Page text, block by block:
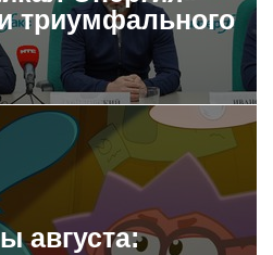
триумфального
августа: